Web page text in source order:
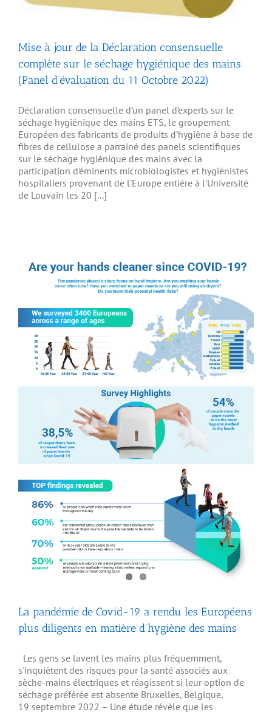
Mise à jour de la Déclaration consensuelle
complète sur le séchage hygiénique des mains
(Panel d’évaluation du 11 Octobre 2022)
Déclaration consensuelle d’un panel d’experts sur le
séchage hygiénique des mains ETS, le groupement
Européen des fabricants de produits d’hygiène à base de
fibres de cellulose a parrainé des panels scientifiques
sur le séchage hygiénique des mains avec la
participation d'éminents microbiologistes et hygiénistes
hospitaliers provenant de l'Europe entière à l'Université
de Louvain les 20 [...]
La pandémie de Covid-19 a rendu les Européens
plus diligents en matière d’hygiène des mains
Les gens se lavent les mains plus fréquemment,
s'inquiètent des risques pour la santé associés aux
sèche-mains électriques et réagissent si leur option de
séchage préférée est absente Bruxelles, Belgique,
19 septembre 2022 – Une étude révèle que les